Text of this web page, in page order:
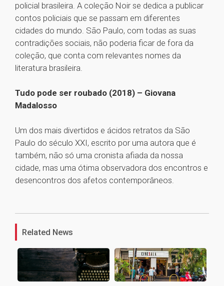
policial brasileira. A coleção Noir se dedica a publicar
contos policiais que se passam em diferentes
cidades do mundo. São Paulo, com todas as suas
contradições sociais, não poderia ficar de fora da
coleção, que conta com relevantes nomes da
literatura brasileira.
Tudo pode ser roubado (2018) – Giovana
Madalosso
Um dos mais divertidos e ácidos retratos da São
Paulo do século XXI, escrito por uma autora que é
também, não só uma cronista afiada da nossa
cidade, mas uma ótima observadora dos encontros e
desencontros dos afetos contemporâneos.
Related News